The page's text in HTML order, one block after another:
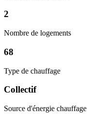
2
Nombre de logements
68
Type de chauffage
Collectif
Source d'énergie chauffage